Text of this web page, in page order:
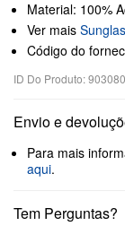
Material: 100%
Ver mais
Código do
ID Do Produto: 903080
Envio e
Para mais
aqui.
Tem Perguntas?